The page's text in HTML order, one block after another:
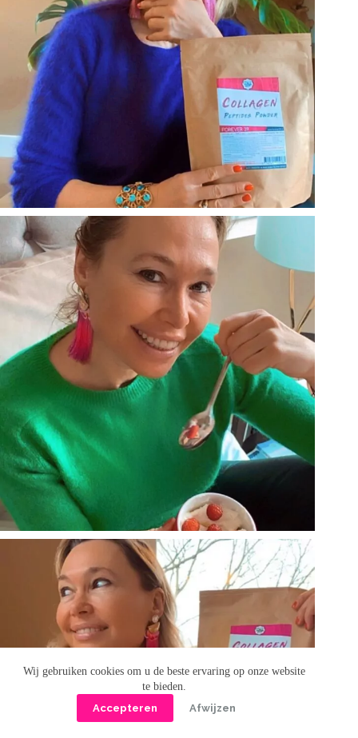
Wij gebruiken cookies om u de beste ervaring op onze website
te bieden.
Accepteren
Afwijzen